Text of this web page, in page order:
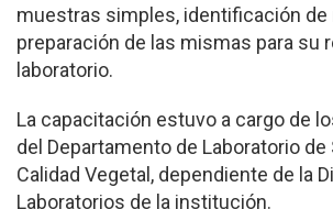
muestras simples, identificación de
preparación de las mismas para su
laboratorio.
La capacitación estuvo a cargo de
del Departamento de Laboratorio de
Calidad Vegetal, dependiente de la
Laboratorios de la institución.